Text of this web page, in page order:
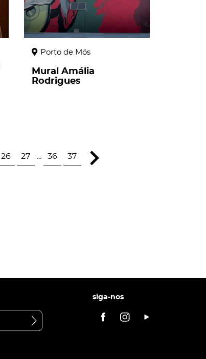
Porto de Mós
Mural Amália
Rodrigues
26 27 36 37
siga-nos